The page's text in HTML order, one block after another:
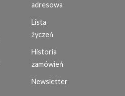
adresowa
Lista
życzeń
Historia
zamówień
Newsletter